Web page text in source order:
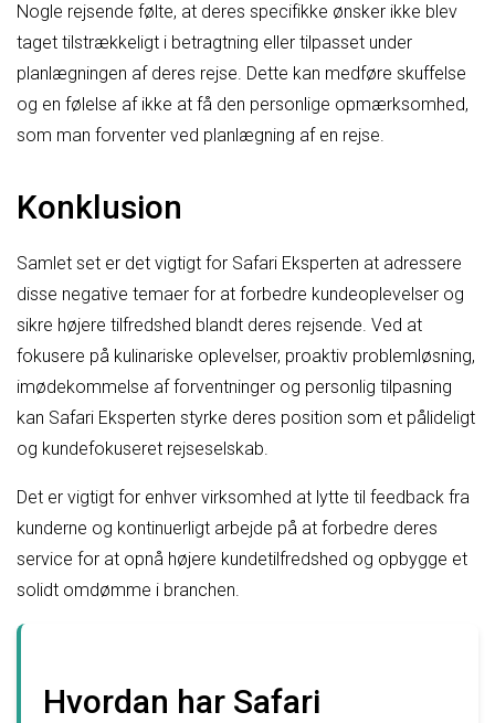
Nogle rejsende følte, at deres specifikke ønsker ikke blev
taget tilstrækkeligt i betragtning eller tilpasset under
planlægningen af deres rejse. Dette kan medføre skuffelse
og en følelse af ikke at få den personlige opmærksomhed,
som man forventer ved planlægning af en rejse.
Konklusion
Samlet set er det vigtigt for Safari Eksperten at adressere
disse negative temaer for at forbedre kundeoplevelser og
sikre højere tilfredshed blandt deres rejsende. Ved at
fokusere på kulinariske oplevelser, proaktiv problemløsning,
imødekommelse af forventninger og personlig tilpasning
kan Safari Eksperten styrke deres position som et pålideligt
og kundefokuseret rejseselskab.
Det er vigtigt for enhver virksomhed at lytte til feedback fra
kunderne og kontinuerligt arbejde på at forbedre deres
service for at opnå højere kundetilfredshed og opbygge et
solidt omdømme i branchen.
Hvordan har Safari